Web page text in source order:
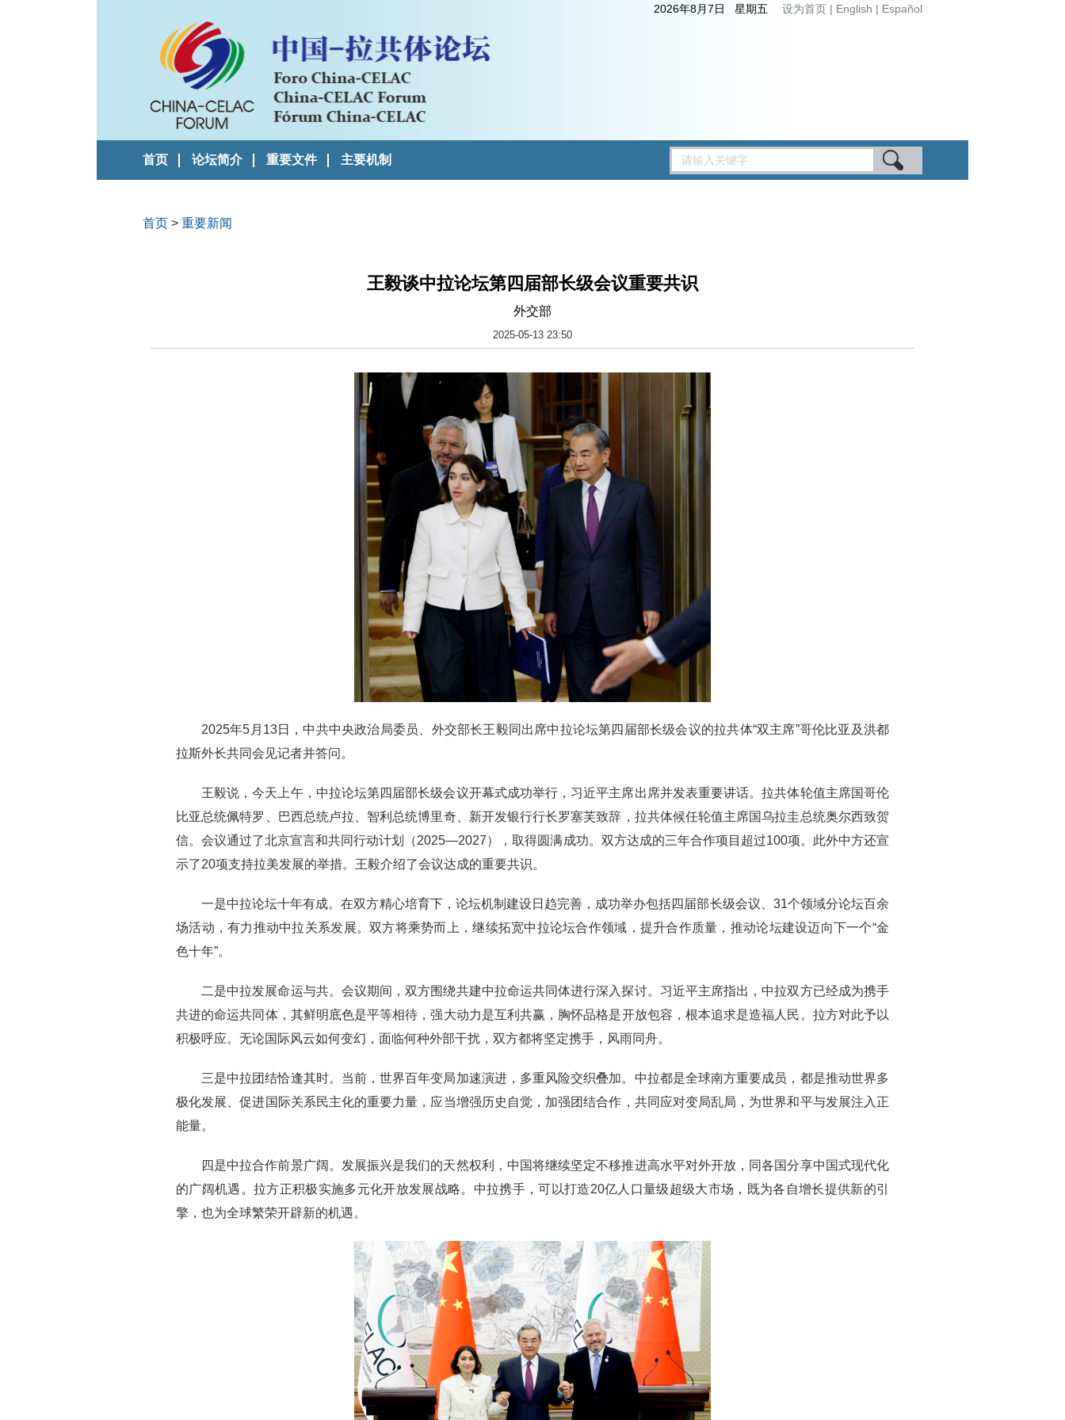
2026年8月7日 星期五 设为首页 | English | Español
首页 论坛简介 重要文件 主要机制
首页 > 重要新闻
王毅谈中拉论坛第四届部长级会议重要共识
外交部
2025-05-13 23:50
2025年5月13日，中共中央政治局委员、外交部长王毅同出席中拉论坛第四届部长级会议的拉共体“双主席”哥伦比亚及洪都
拉斯外长共同会见记者并答问。
王毅说，今天上午，中拉论坛第四届部长级会议开幕式成功举行，习近平主席出席并发表重要讲话。拉共体轮值主席国哥伦
比亚总统佩特罗、巴西总统卢拉、智利总统博里奇、新开发银行行长罗塞芙致辞，拉共体候任轮值主席国乌拉圭总统奥尔西致贺
信。会议通过了北京宣言和共同行动计划（2025—2027），取得圆满成功。双方达成的三年合作项目超过100项。此外中方还宣
示了20项支持拉美发展的举措。王毅介绍了会议达成的重要共识。
一是中拉论坛十年有成。在双方精心培育下，论坛机制建设日趋完善，成功举办包括四届部长级会议、31个领域分论坛百余
场活动，有力推动中拉关系发展。双方将乘势而上，继续拓宽中拉论坛合作领域，提升合作质量，推动论坛建设迈向下一个“金
色十年”。
二是中拉发展命运与共。会议期间，双方围绕共建中拉命运共同体进行深入探讨。习近平主席指出，中拉双方已经成为携手
共进的命运共同体，其鲜明底色是平等相待，强大动力是互利共赢，胸怀品格是开放包容，根本追求是造福人民。拉方对此予以
积极呼应。无论国际风云如何变幻，面临何种外部干扰，双方都将坚定携手，风雨同舟。
三是中拉团结恰逢其时。当前，世界百年变局加速演进，多重风险交织叠加。中拉都是全球南方重要成员，都是推动世界多
极化发展、促进国际关系民主化的重要力量，应当增强历史自觉，加强团结合作，共同应对变局乱局，为世界和平与发展注入正
能量。
四是中拉合作前景广阔。发展振兴是我们的天然权利，中国将继续坚定不移推进高水平对外开放，同各国分享中国式现代化
的广阔机遇。拉方正积极实施多元化开放发展战略。中拉携手，可以打造20亿人口量级超级大市场，既为各自增长提供新的引
擎，也为全球繁荣开辟新的机遇。